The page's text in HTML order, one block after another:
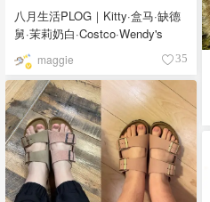
八月生活PLOG｜Kitty·盒马·缺德
舅·茉莉奶白·Costco·Wendy's
maggie 35